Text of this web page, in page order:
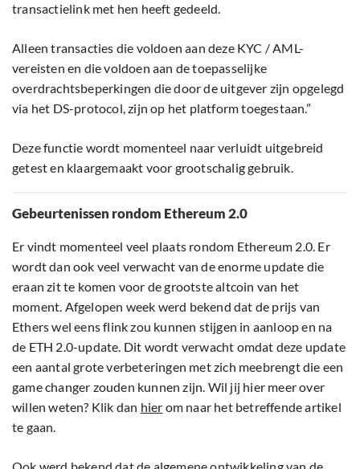
transactielink met hen heeft gedeeld.
Alleen transacties die voldoen aan deze KYC / AML-
vereisten en die voldoen aan de toepasselijke
overdrachtsbeperkingen die door de uitgever zijn opgelegd
via het DS-protocol, zijn op het platform toegestaan.”
Deze functie wordt momenteel naar verluidt uitgebreid
getest en klaargemaakt voor grootschalig gebruik.
Gebeurtenissen rondom Ethereum 2.0
Er vindt momenteel veel plaats rondom Ethereum 2.0. Er
wordt dan ook veel verwacht van de enorme update die
eraan zit te komen voor de grootste altcoin van het
moment. Afgelopen week werd bekend dat de prijs van
Ethers wel eens flink zou kunnen stijgen in aanloop en na
de ETH 2.0-update. Dit wordt verwacht omdat deze update
een aantal grote verbeteringen met zich meebrengt die een
game changer zouden kunnen zijn. Wil jij hier meer over
willen weten? Klik dan hier om naar het betreffende artikel
te gaan.